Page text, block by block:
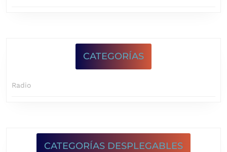
CATEGORÍAS
Radio
CATEGORÍAS DESPLEGABLES